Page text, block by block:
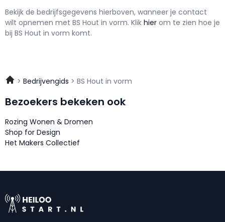
Bekijk de bedrijfsgegevens hierboven, wanneer je contact
wilt opnemen met BS Hout in vorm. Klik hier om te zien hoe je
bij BS Hout in vorm komt.
Bedrijvengids BS Hout in vorm
Bezoekers bekeken ook
Rozing Wonen & Dromen
Shop for Design
​Het Makers Collectief